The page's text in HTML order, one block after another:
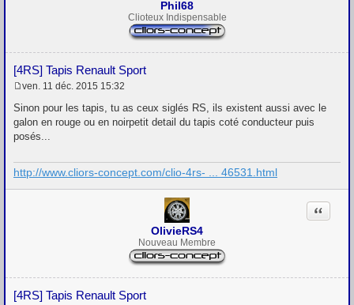
Phil68
Clioteux Indispensable
[4RS] Tapis Renault Sport
e
s
s
a
e
ven. 11 déc. 2015 15:32
Sinon pour les tapis, tu as ceux siglés RS, ils existent aussi avec le
galon en rouge ou en noirpetit detail du tapis coté conducteur puis
posés...
http://www.cliors-concept.com/clio-4rs- ... 46531.html
OlivieRS4
Nouveau Membre
[4RS] Tapis Renault Sport
Citation